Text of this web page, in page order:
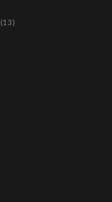
(13)